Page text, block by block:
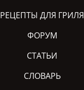
РЕЦЕПТЫ ДЛЯ ГРИЛЯ
ФОРУМ
СТАТЬИ
СЛОВАРЬ